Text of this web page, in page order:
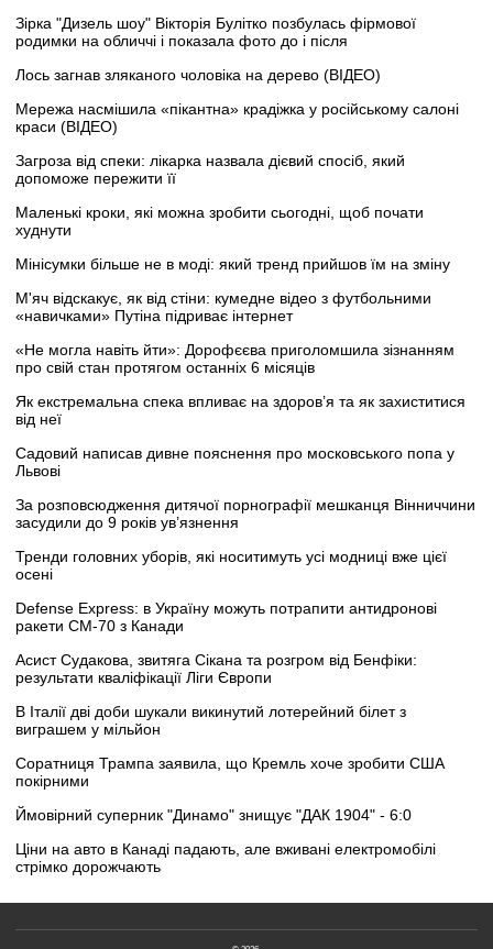
Зірка "Дизель шоу" Вікторія Булітко позбулась фірмової
родимки на обличчі і показала фото до і після
Лось загнав зляканого чоловіка на дерево (ВІДЕО)
Мережа насмішила «пікантна» крадіжка у російському салоні
краси (ВІДЕО)
Загроза від спеки: лікарка назвала дієвий спосіб, який
допоможе пережити її
Маленькі кроки, які можна зробити сьогодні, щоб почати
худнути
Мінісумки більше не в моді: який тренд прийшов їм на зміну
М'яч відскакує, як від стіни: кумедне відео з футбольними
«навичками» Путіна підриває інтернет
«Не могла навіть йти»: Дорофєєва приголомшила зізнанням
про свій стан протягом останніх 6 місяців
Як екстремальна спека впливає на здоров’я та як захиститися
від неї
Садовий написав дивне пояснення про московського попа у
Львові
За розповсюдження дитячої порнографії мешканця Вінниччини
засудили до 9 років ув’язнення
Тренди головних уборів, які носитимуть усі модниці вже цієї
осені
Defense Express: в Україну можуть потрапити антидронові
ракети CM-70 з Канади
Асист Судакова, звитяга Сікана та розгром від Бенфіки:
результати кваліфікації Ліги Європи
В Італії дві доби шукали викинутий лотерейний білет з
виграшем у мільйон
Соратниця Трампа заявила, що Кремль хоче зробити США
покірними
Ймовірний суперник "Динамо" знищує "ДАК 1904" - 6:0
Ціни на авто в Канаді падають, але вживані електромобілі
стрімко дорожчають